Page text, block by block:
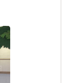
育を推
士・未経